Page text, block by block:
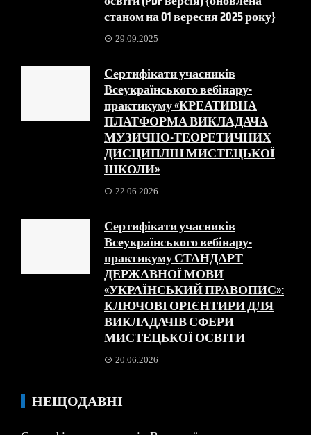
станом на 01 вересня 2025 року}
29.09.2025
Сертифікати учасників
Всеукраїнського вебінару-
практикуму «КРЕАТИВНА
ПЛАТФОРМА ВИКЛАДАЧА
МУЗИЧНО-ТЕОРЕТИЧНИХ
ДИСЦИПЛІН МИСТЕЦЬКОЇ
ШКОЛИ»
22.06.2026
Сертифікати учасників
Всеукраїнського вебінару-
практикуму СТАНДАРТ
ДЕРЖАВНОЇ МОВИ
«УКРАЇНСЬКИЙ ПРАВОПИС»:
КЛЮЧОВІ ОРІЄНТИРИ ДЛЯ
ВИКЛАДАЧІВ СФЕРИ
МИСТЕЦЬКОЇ ОСВІТИ
20.06.2026
НЕЩОДАВНІ